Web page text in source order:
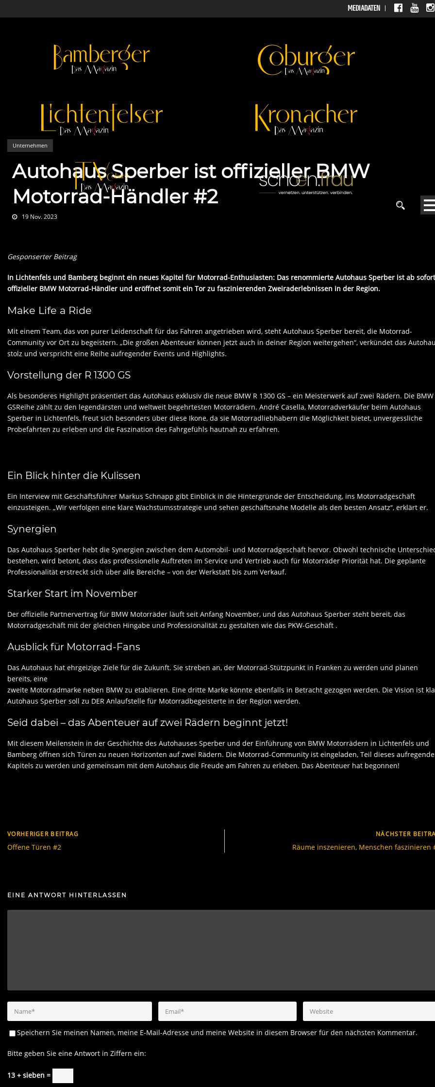
MEDIADATEN
Unternehmen
Autohaus Sperber ist offizieller BMW
Motorrad-Händler #2
19 Nov. 2023
Gesponserter Beitrag
In Lichtenfels und Bamberg beginnt ein neues Kapitel für Motorrad-Enthusiasten: Das renommierte Autohaus Sperber ist ab sofort
offizieller BMW Motorrad-Händler und eröffnet somit ein Tor zu faszinierenden Zweiraderlebnissen in der Region.
Make Life a Ride
Mit einem Team, das von purer Leidenschaft für das Fahren angetrieben wird, steht Autohaus Sperber bereit, die Motorrad-
Community vor Ort zu begeistern. „Die großen Abenteuer können jetzt auch in deiner Region weitergehen“, verkündet das
stolz und verspricht eine Reihe aufregender Events und Highlights.
Vorstellung der R 1300 GS
Als besonderes Highlight präsentiert das Autohaus exklusiv die neue BMW R 1300 GS – ein Meisterwerk auf zwei Rädern. Die BMW
GSReihe zählt zu den legendärsten und weltweit begehrtesten Motorrädern. André Casella, Motorradverkäufer beim Autohaus
Sperber in Lichtenfels, freut sich besonders über diese Ikone, da sie Motorradliebhabern die Möglichkeit bietet, unvergessliche
Probefahrten zu erleben und die Faszination des Fahrgefühls hautnah zu erfahren.
Ein Blick hinter die Kulissen
Ein Interview mit Geschäftsführer Markus Schnapp gibt Einblick in die Hintergründe der Entscheidung, ins Motorradgeschäft
einzusteigen. „Wir verfolgen eine klare Wachstumsstrategie und sehen geschäftsnahe Modelle als den besten Ansatz“, erklärt er.
Synergien
Das Autohaus Sperber hebt die Synergien zwischen dem Automobil- und Motorradgeschäft hervor. Obwohl technische
bestehen, wird betont, dass das professionelle Auftreten im Service und Vertrieb auch für Motorräder Priorität hat. Die geplante
Professionalität erstreckt sich über alle Bereiche – von der Werkstatt bis zum Verkauf.
Starker Start im November
Der offizielle Partnervertrag für BMW Motorräder läuft seit Anfang November, und das Autohaus Sperber steht bereit, das
Motorradgeschäft mit der gleichen Hingabe und Professionalität zu gestalten wie das PKW-Geschäft .
Ausblick für Motorrad-Fans
Das Autohaus hat ehrgeizige Ziele für die Zukunft. Sie streben an, der Motorrad-Stützpunkt in Franken zu werden und planen
bereits, eine
zweite Motorradmarke neben BMW zu etablieren. Eine dritte Marke könnte ebenfalls in Betracht gezogen werden. Die Vision ist
Autohaus Sperber soll zu DER Anlaufstelle für Motorradbegeisterte in der Region werden.
Seid dabei – das Abenteuer auf zwei Rädern beginnt jetzt!
Mit diesem Meilenstein in der Geschichte des Autohauses Sperber und der Einführung von BMW Motorrädern in Lichtenfels und
Bamberg öffnen sich Türen zu neuen Horizonten auf zwei Rädern. Die Motorrad-Community ist eingeladen, Teil dieses
Kapitels zu werden und gemeinsam mit dem Autohaus die Freude am Fahren zu erleben. Das Abenteuer hat begonnen!
VORHERIGER BEITRAG
Offene Türen #2
NÄCHSTER
Räume inszenieren, Menschen faszinieren
EINE ANTWORT HINTERLASSEN
Speichern Sie meinen Namen, meine E-Mail-Adresse und meine Website in diesem Browser für den nächsten Kommentar.
Bitte geben Sie eine Antwort in Ziffern ein:
13 + sieben =